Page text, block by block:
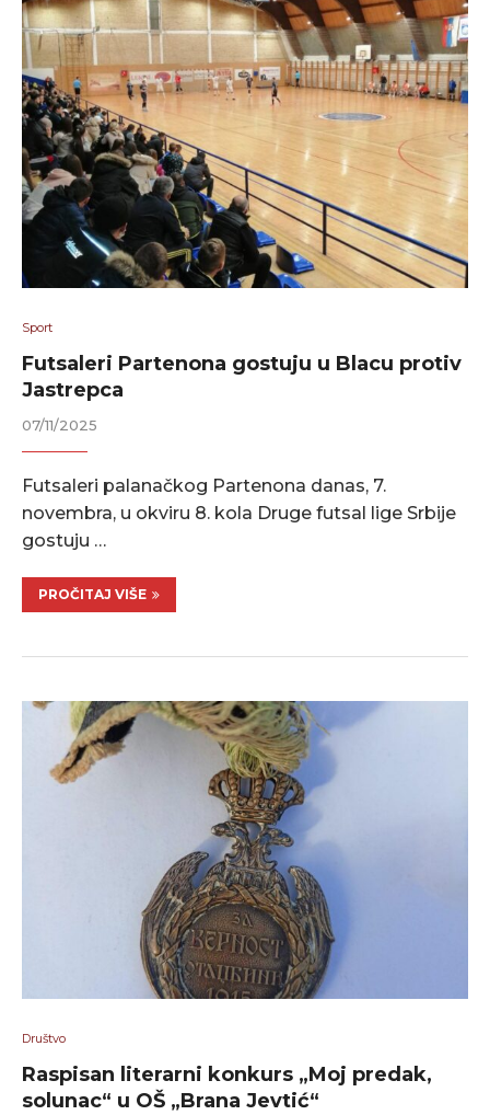
Sport
Futsaleri Partenona gostuju u Blacu protiv
Jastrepca
07/11/2025
Futsaleri palanačkog Partenona danas, 7.
novembra, u okviru 8. kola Druge futsal lige Srbije
gostuju …
PROČITAJ VIŠE
Društvo
Raspisan literarni konkurs „Moj predak,
solunac“ u OŠ „Brana Jevtić“